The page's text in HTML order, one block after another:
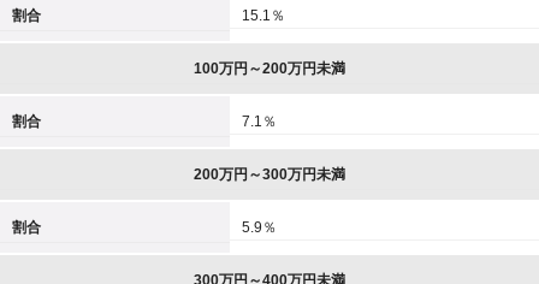
割合 15.1％
100万円～200万円未満
割合 7.1％
200万円～300万円未満
割合 5.9％
300万円～400万円未満